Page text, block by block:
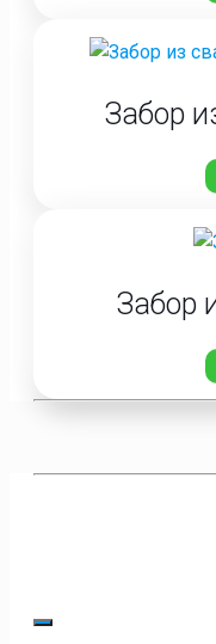
Забор
Забор